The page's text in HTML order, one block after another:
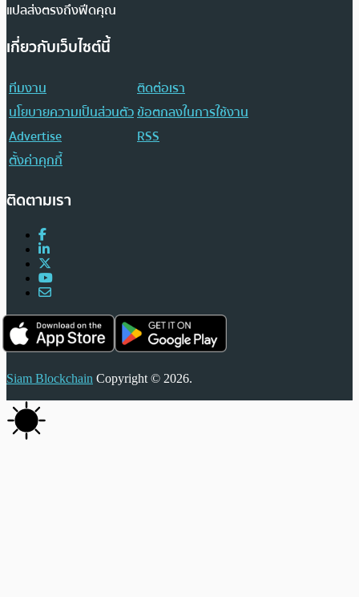
แปลส่งตรงถึงฟีดคุณ
เกี่ยวกับเว็บไซต์นี้
ทีมงาน
ติดต่อเรา
นโยบายความเป็นส่วนตัวข้อตกลงในการใช้งาน
Advertise
RSS
ตั้งค่าคุกกี้
ติดตามเรา
Siam Blockchain Copyright © 2026.